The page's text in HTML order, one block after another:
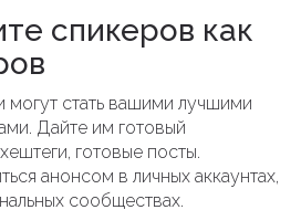
спикеров как
могут стать вашими лучшими
Дайте им готовый
готовые посты.
анонсом в личных аккаунтах,
сообществах.